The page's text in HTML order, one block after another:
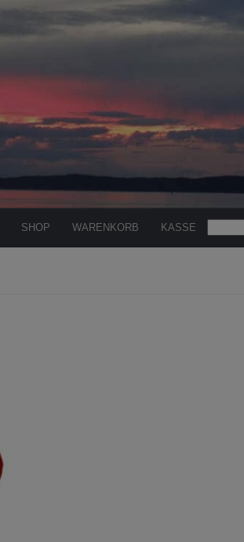
SHOP WARENKORB KASSE
Search